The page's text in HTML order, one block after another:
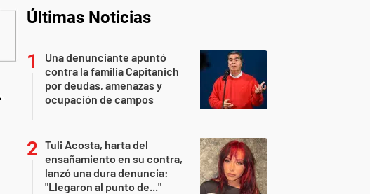
Últimas Noticias
Una denunciante apuntó
contra la familia Capitanich
por deudas, amenazas y
ocupación de campos
Tuli Acosta, harta del
ensañamiento en su contra,
lanzó una dura denuncia:
"Llegaron al punto de..."